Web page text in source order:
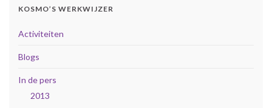
KOSMO’S WERKWIJZER
Activiteiten
Blogs
In de pers
2013